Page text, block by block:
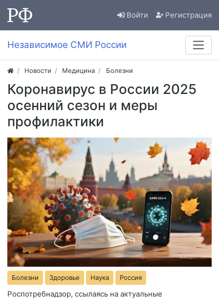
Войти Регистрация
Независимое СМИ России
Новости Медицина Болезни
Коронавирус в России 2025
осенний сезон и меры
профилактики
Болезни Здоровье Наука Россия
Роспотребнадзор, ссылаясь на актуальные